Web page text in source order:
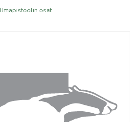
Ilmapistoolin osat